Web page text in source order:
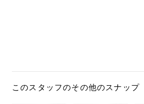
このスタッフのその他のスナップ